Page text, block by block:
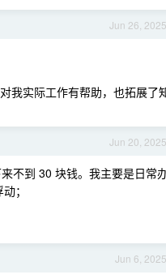
Jun 26, 2025
我实际工作有帮助，也拓展了
Jun 20, 2025
不到 30 块钱。我主要是日常
；
Jun 6, 2025